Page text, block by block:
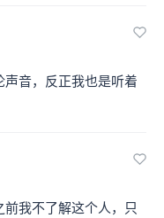
音，反正我也是听着
我不了解这个人，只